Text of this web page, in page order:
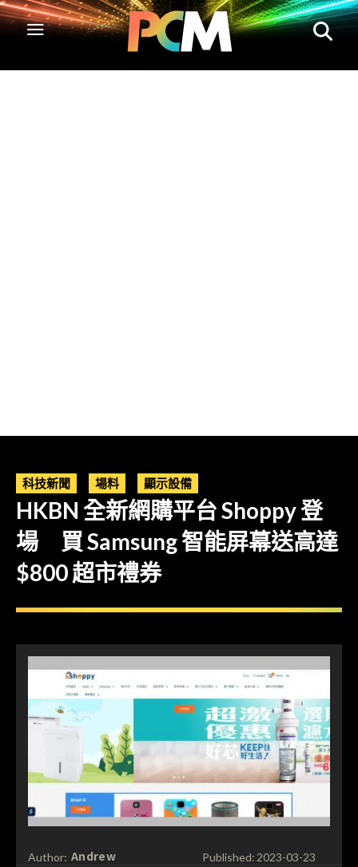
科技新聞 場料 顯示設備
HKBN 全新網購平台 Shoppy 登
場 買 Samsung 智能屏幕送高達
$800 超市禮券
Author: Andrew Published: 2023-03-23